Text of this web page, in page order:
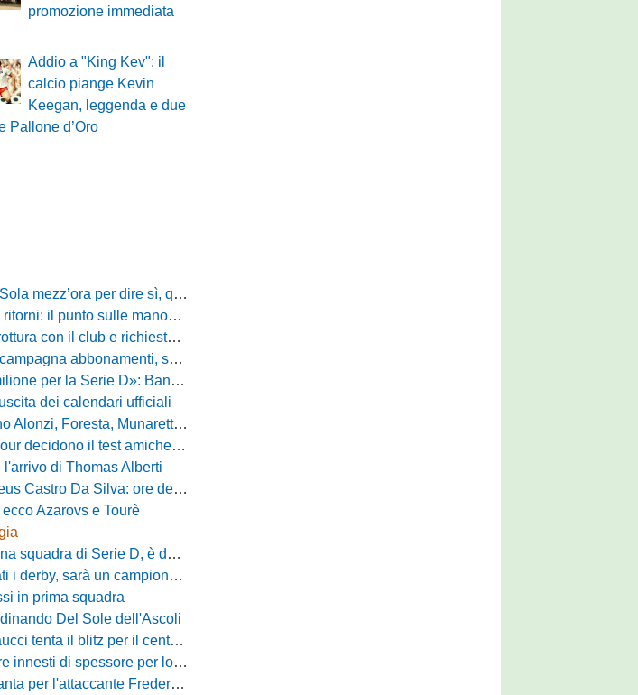
promozione immediata
Addio a "King Kev": il
calcio piange Kevin
Keegan, leggenda e due
Pallone d’Oro
qui per costruire una squadra da livello»
sulle manovre del Delfino
il club e richiesta di cessione
superata quota 750 tessere
rompe il silenzio sul futuro della Ternana
dei calendari ufficiali
Foresta, Munaretto e Tobia
il test amichevole di Lorica
di Thomas Alberti
ore decisive per la fumata bianca
Azarovs e Tourè
è da rifare il programma Coppa Italia
un campionato avvincente»
in prima squadra
Del Sole dell'Ascoli
per il centrocampista del Cosenza
per lo scacchiere di Vinicio Espinal
Frederick Samuel Ndongue